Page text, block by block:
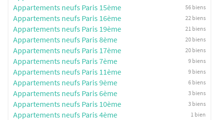
Appartements neufs Paris 15ème 56 biens
Appartements neufs Paris 16ème 22 biens
Appartements neufs Paris 19ème 21 biens
Appartements neufs Paris 8ème 20 biens
Appartements neufs Paris 17ème 20 biens
Appartements neufs Paris 7ème 9 biens
Appartements neufs Paris 11ème 9 biens
Appartements neufs Paris 9ème 6 biens
Appartements neufs Paris 6ème 3 biens
Appartements neufs Paris 10ème 3 biens
Appartements neufs Paris 4ème 1 bien